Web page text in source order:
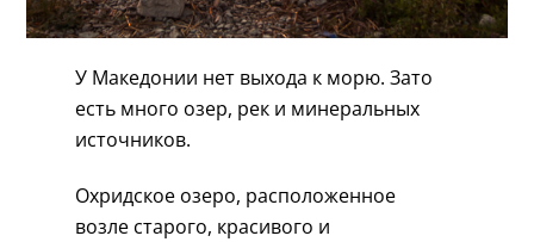
У Македонии нет выхода к морю. Зато
есть много озер, рек и минеральных
источников.
Охридское озеро, расположенное
возле старого, красивого и